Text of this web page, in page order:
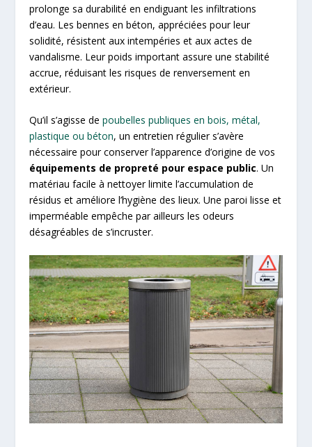
prolonge sa durabilité en endiguant les infiltrations
d’eau. Les bennes en béton, appréciées pour leur
solidité, résistent aux intempéries et aux actes de
vandalisme. Leur poids important assure une stabilité
accrue, réduisant les risques de renversement en
extérieur.
Qu’il s’agisse depoubelles publiques en bois, métal,
plastique ou béton, un entretien régulier s’avère
nécessaire pour conserver l’apparence d’origine de vos
équipements de propreté pour espace public. Un
matériau facile à nettoyer limite l’accumulation de
résidus et améliore l’hygiène des lieux. Une paroi lisse et
imperméable empêche par ailleurs les odeurs
désagréables de s’incruster.